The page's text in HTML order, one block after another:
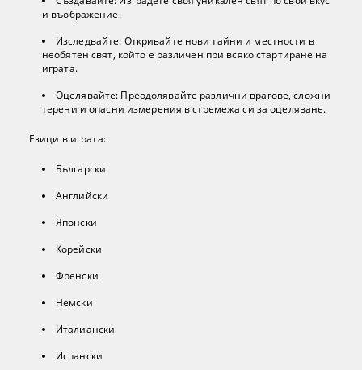
и въображение.
Изследвайте: Откривайте нови тайни и местности в
необятен свят, който е различен при всяко стартиране на
играта.
Оцелявайте: Преодолявайте различни врагове, сложни
терени и опасни измерения в стремежа си за оцеляване.
Езици в играта:
Български
Английски
Японски
Корейски
Френски
Немски
Италиански
Испански